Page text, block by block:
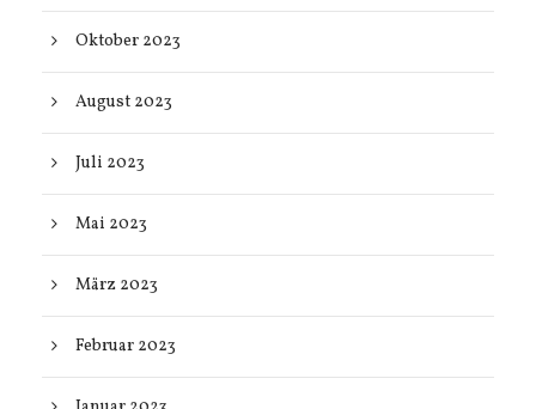
Oktober 2023
August 2023
Juli 2023
Mai 2023
März 2023
Februar 2023